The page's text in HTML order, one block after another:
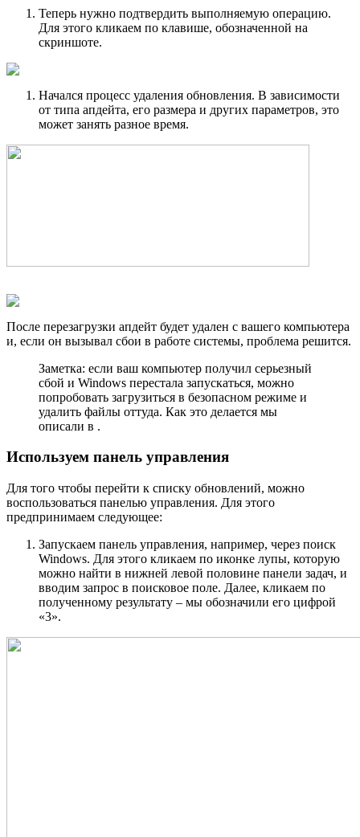
Теперь нужно подтвердить выполняемую операцию.
Для этого кликаем по клавише, обозначенной на
скриншоте.
Начался процесс удаления обновления. В зависимости
от типа апдейта, его размера и других параметров, это
может занять разное время.
После перезагрузки апдейт будет удален с вашего компьютера
и, если он вызывал сбои в работе системы, проблема решится.
Заметка: если ваш компьютер получил серьезный
сбой и Windows перестала запускаться, можно
попробовать загрузиться в безопасном режиме и
удалить файлы оттуда. Как это делается мы
описали в .
Используем панель управления
Для того чтобы перейти к списку обновлений, можно
воспользоваться панелью управления. Для этого
предпринимаем следующее:
Запускаем панель управления, например, через поиск
Windows. Для этого кликаем по иконке лупы, которую
можно найти в нижней левой половине панели задач, и
вводим запрос в поисковое поле. Далее, кликаем по
полученному результату – мы обозначили его цифрой
«3».